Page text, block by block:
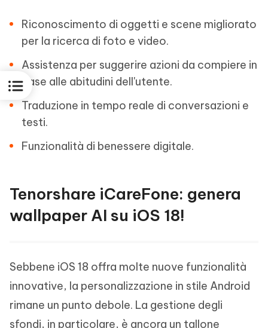
Riconoscimento di oggetti e scene migliorato
per la ricerca di foto e video.
Assistenza per suggerire azioni da compiere in
base alle abitudini dell'utente.
Traduzione in tempo reale di conversazioni e
testi.
Funzionalità di benessere digitale.
Tenorshare iCareFone: genera
wallpaper AI su iOS 18!
Sebbene iOS 18 offra molte nuove funzionalità
innovative, la personalizzazione in stile Android
rimane un punto debole. La gestione degli
sfondi, in particolare, è ancora un tallone